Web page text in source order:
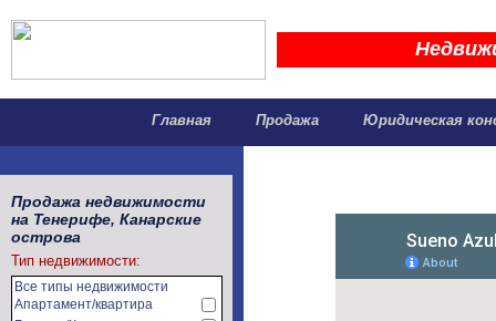
Главная Продажа Юридическая
Продажа недвижимости
на Тенерифе, Канарские
острова
Тип недвижимости:
Все типы недвижимости
Апартамент/квартира